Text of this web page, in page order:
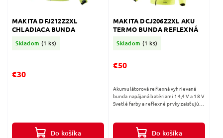
MAKITA DFJ212Z2XL
CHLADIACA BUNDA
Skladom (1 ks)
€30
Do košíka
MAKITA DCJ206Z2XL AKU
TERMO BUNDA REFLEXNÁ
Skladom (1 ks)
€50
Do košíka
Akumulátorová reflexná vyhrievaná
bunda napájaná batériami 14,4 V a 18 V
Svetlé farby a reflexné prvky zaisťujú